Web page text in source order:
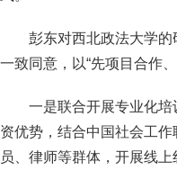
彭东对西北政法大学
一致同意，以“先项目合作
一是联合开展专业化
资优势，结合中国社会工
员、律师等群体，开展线